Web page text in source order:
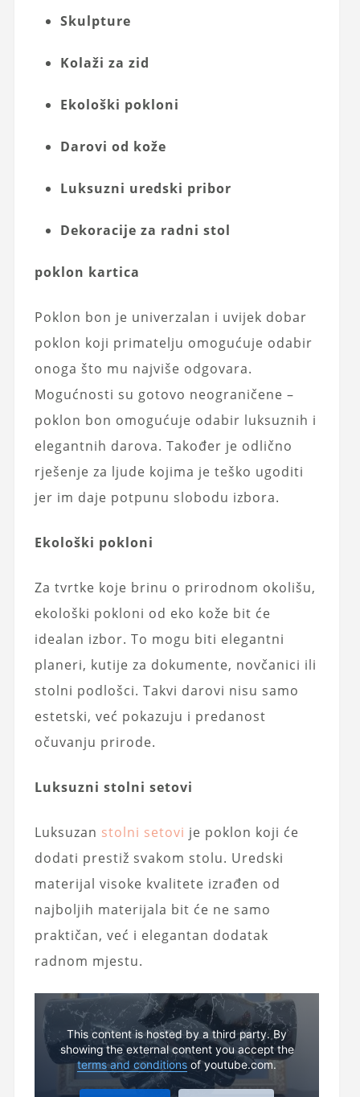
Skulpture
Kolaži za zid
Ekološki pokloni
Darovi od kože
Luksuzni uredski pribor
Dekoracije za radni stol
poklon kartica
Poklon bon je univerzalan i uvijek dobar
poklon koji primatelju omogućuje odabir
onoga što mu najviše odgovara.
Mogućnosti su gotovo neograničene –
poklon bon omogućuje odabir luksuznih i
elegantnih darova. Također je odlično
rješenje za ljude kojima je teško ugoditi
jer im daje potpunu slobodu izbora.
Ekološki pokloni
Za tvrtke koje brinu o prirodnom okolišu,
ekološki pokloni od eko kože bit će
idealan izbor. To mogu biti elegantni
planeri, kutije za dokumente, novčanici ili
stolni podlošci. Takvi darovi nisu samo
estetski, već pokazuju i predanost
očuvanju prirode.
Luksuzni stolni setovi
Luksuzan stolni setovi je poklon koji će
dodati prestiž svakom stolu. Uredski
materijal visoke kvalitete izrađen od
najboljih materijala bit će ne samo
praktičan, već i elegantan dodatak
radnom mjestu.
This content is hosted by a third party. By
showing the external content you accept the
terms and conditions of youtube.com.